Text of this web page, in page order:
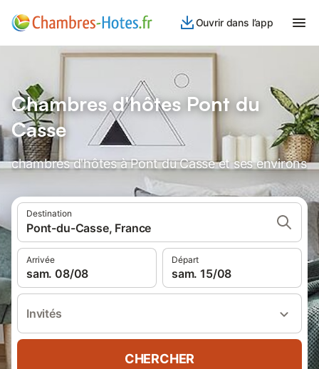
Ouvrir dans l’app
Chambres d'hôtes Pont du
Casse
chambres d'hôtes à Pont du Casse et ses environs
Destination
Pont-du-Casse, France
Arrivée
sam. 08/08
Départ
sam. 15/08
Invités
CHERCHER